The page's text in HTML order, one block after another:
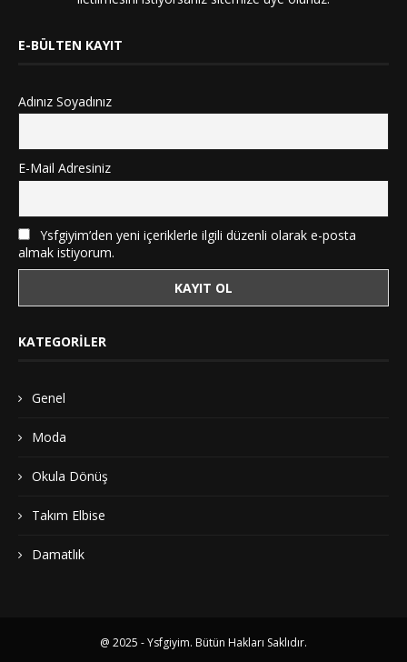
E-BÜLTEN KAYIT
Adınız Soyadınız
E-Mail Adresiniz
Ysfgiyim’den yeni içeriklerle ilgili düzenli olarak e-posta
almak istiyorum.
KATEGORILER
Genel
Moda
Okula Dönüş
Takım Elbise
Damatlık
@ 2025 - Ysfgiyim. Bütün Hakları Saklıdır.